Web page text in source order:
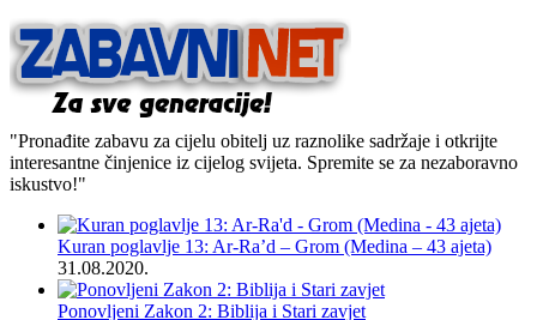
"Pronađite zabavu za cijelu obitelj uz raznolike sadržaje i otkrijte
interesantne činjenice iz cijelog svijeta. Spremite se za nezaboravno
iskustvo!"
Kuran poglavlje 13: Ar-Ra’d – Grom (Medina – 43 ajeta)
31.08.2020.
Ponovljeni Zakon 2: Biblija i Stari zavjet